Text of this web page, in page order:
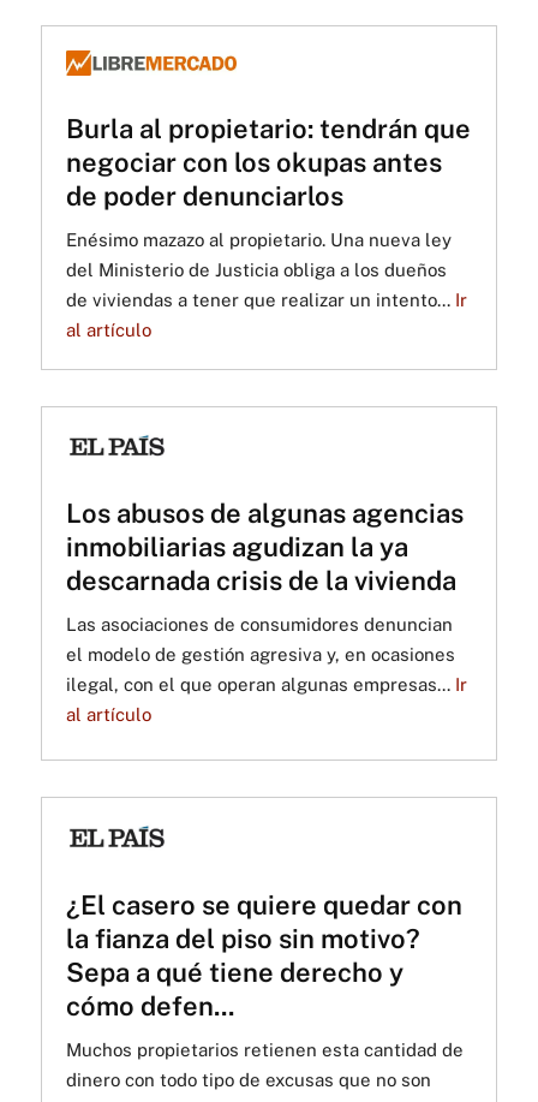
Burla al propietario: tendrán que
negociar con los okupas antes
de poder denunciarlos
Enésimo mazazo al propietario. Una nueva ley
del Ministerio de Justicia obliga a los dueños
de viviendas a tener que realizar un intento... Ir
al artículo
Los abusos de algunas agencias
inmobiliarias agudizan la ya
descarnada crisis de la vivienda
Las asociaciones de consumidores denuncian
el modelo de gestión agresiva y, en ocasiones
ilegal, con el que operan algunas empresas... Ir
al artículo
¿El casero se quiere quedar con
la fianza del piso sin motivo?
Sepa a qué tiene derecho y
cómo defen...
Muchos propietarios retienen esta cantidad de
dinero con todo tipo de excusas que no son